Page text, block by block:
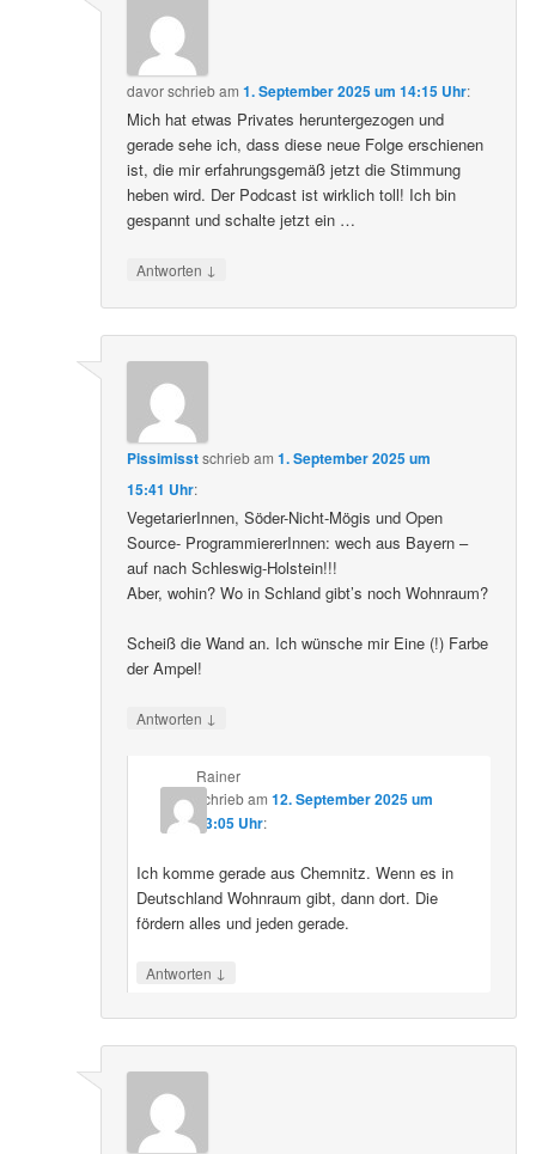
davorschriebam1. September 2025 um 14:15 Uhr:
Mich hat etwas Privates heruntergezogen und
gerade sehe ich, dass diese neue Folge erschienen
ist, die mir erfahrungsgemäß jetzt die Stimmung
heben wird. Der Podcast ist wirklich toll! Ich bin
gespannt und schalte jetzt ein …
Antworten ↓
Pissimisstschriebam1. September 2025 um
15:41 Uhr:
VegetarierInnen, Söder-Nicht-Mögis und Open
Source- ProgrammiererInnen: wech aus Bayern –
auf nach Schleswig-Holstein!!!
Aber, wohin? Wo in Schland gibt’s noch Wohnraum?
Scheiß die Wand an. Ich wünsche mir Eine (!) Farbe
der Ampel!
Antworten ↓
Rainer
schriebam 12. September 2025 um
23:05 Uhr:
Ich komme gerade aus Chemnitz. Wenn es in
Deutschland Wohnraum gibt, dann dort. Die
fördern alles und jeden gerade.
Antworten ↓